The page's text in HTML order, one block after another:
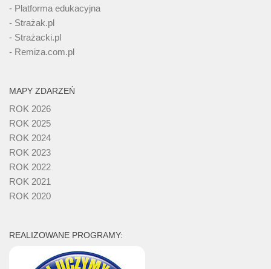
- Platforma edukacyjna
- Strażak.pl
- Strażacki.pl
- Remiza.com.pl
MAPY ZDARZEŃ
ROK 2026
ROK 2025
ROK 2024
ROK 2023
ROK 2022
ROK 2021
ROK 2020
REALIZOWANE PROGRAMY: